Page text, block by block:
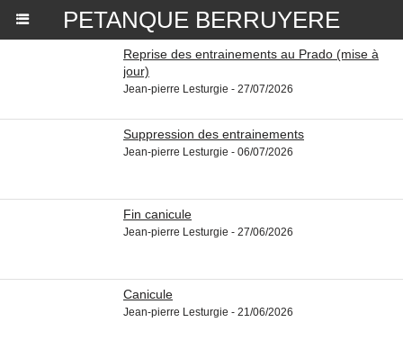
PETANQUE BERRUYERE
Reprise des entrainements au Prado (mise à
jour)
Jean-pierre Lesturgie - 27/07/2026
Suppression des entrainements
Jean-pierre Lesturgie - 06/07/2026
Fin canicule
Jean-pierre Lesturgie - 27/06/2026
Canicule
Jean-pierre Lesturgie - 21/06/2026